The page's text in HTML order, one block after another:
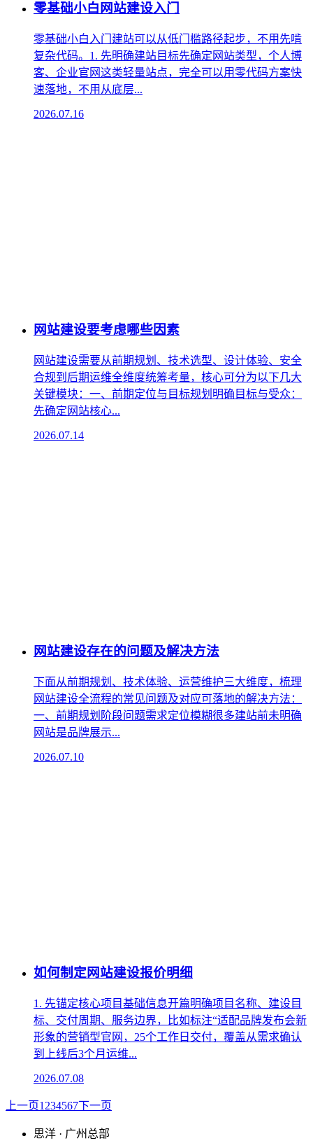
零基础小白网站建设入门
零基础小白入门建站可以从低门槛路径起步，不用先啃
复杂代码。1. 先明确建站目标先确定网站类型，个人博
客、企业官网这类轻量站点，完全可以用零代码方案快
速落地，不用从底层...
2026.07.16
网站建设要考虑哪些因素
网站建设需要从前期规划、技术选型、设计体验、安全
合规到后期运维全维度统筹考量，核心可分为以下几大
关键模块：一、前期定位与目标规划‌明确目标与受众‌：
先确定网站核心...
2026.07.14
网站建设存在的问题及解决方法
下面从前期规划、技术体验、运营维护三大维度，梳理
网站建设全流程的常见问题及对应可落地的解决方法：
一、前期规划阶段问题‌需求定位模糊‌很多建站前未明确
网站是品牌展示...
2026.07.10
如何制定网站建设报价明细
1. 先锚定核心项目基础信息开篇明确项目名称、建设目
标、交付周期、服务边界，比如标注“适配品牌发布会新
形象的营销型官网，25个工作日交付，覆盖从需求确认
到上线后3个月运维...
2026.07.08
上一页1 234567下一页
思洋 · 广州总部